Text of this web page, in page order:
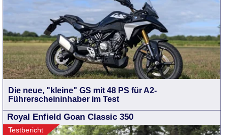
Die neue, "kleine" GS mit 48 PS für A2-
Führerscheininhaber im Test
Royal Enfield Goan Classic 350
Testbericht